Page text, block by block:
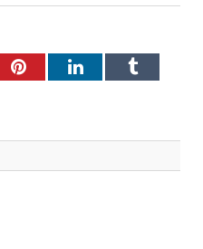
PinterestLinkedInTumblr